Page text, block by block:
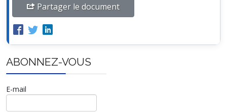
Partager le document
ABONNEZ-VOUS
E-mail